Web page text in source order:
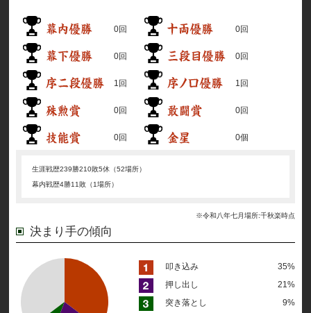
0回 0回
0回 0回
1回 1回
0回 0回
0回 0個
生涯戦歴239勝210敗5休（52場所）
幕内戦歴4勝11敗（1場所）
※令和八年七月場所:千秋楽時点
決まり手の傾向
叩き込み
35%
押し出し
21%
突き落とし
9%